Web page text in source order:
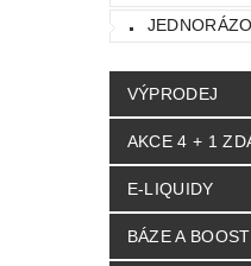
VÝPRODEJ
AKCE 4 + 1
E-LIQUIDY
BÁZE A